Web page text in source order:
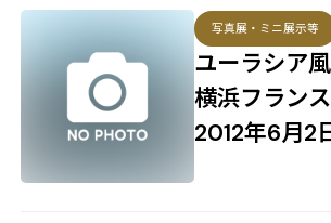
ユーラシア
横浜フラン
2012年6月2
写真展・ミニ展示等